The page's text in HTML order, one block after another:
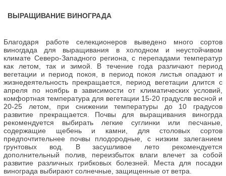
ВЫРАЩИВАНИЕ ВИНОГРАДА
Благодаря работе селекционеров выведено много сортов
виногдада для выращивания в холодном и неустойчивом
климате Северо-Западного региона, с перепадами температур
как летом, так и зимой. В течение года различают период
вегетации и период покоя, в период покоя листья опадают и
жизнедеятельность прекращается, период вегетации длится с
апреля по ноябрь в зависимости от климатических условий,
комфортная температура для вегетации 15-20 градуслв весной и
20-25 летом, при снижении температуры до 10 градусов
развитие прекращается. Почвы для выращивания виногрда
рекомендуется выбирать легкие суглинки или песчаные,
содержащие щебень и камни, для столовых сортов
предпочтительнее почвы плодородные, с низким залеганием
грунтовых вод. В засушливое лето рекомендуется
дополнительный полив, переизбыток влаги влечет за собой
развитие различных грибковых болезней. Места для посадки
винограда выбирают солнечные, защищенные от ветра.